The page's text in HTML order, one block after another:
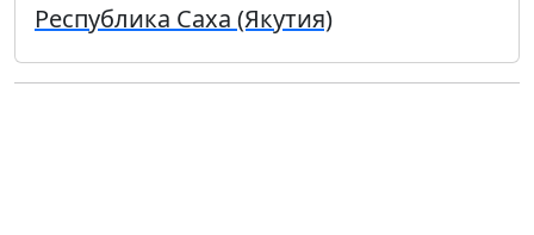
Республика Саха (Якутия)